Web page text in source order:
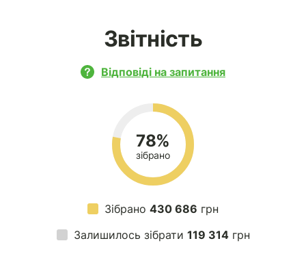
Звітність
Відповіді на запитання
78%
зібрано
Зібрано 430 686 грн
Залишилось зібрати 119 314грн